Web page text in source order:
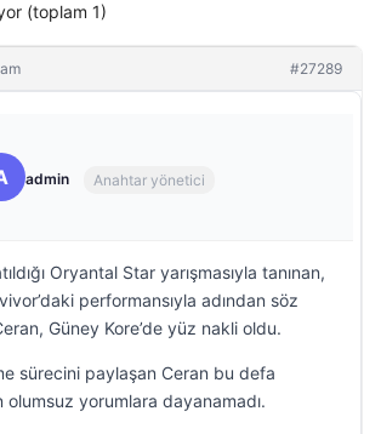
(toplam 1)
#27289
admin Anahtar yönetici
Oryantal Star yarışmasıyla tanınan,
performansıyla adından söz
Güney Kore’de yüz nakli oldu.
sürecini paylaşan Ceran bu defa
olumsuz yorumlara dayanamadı.